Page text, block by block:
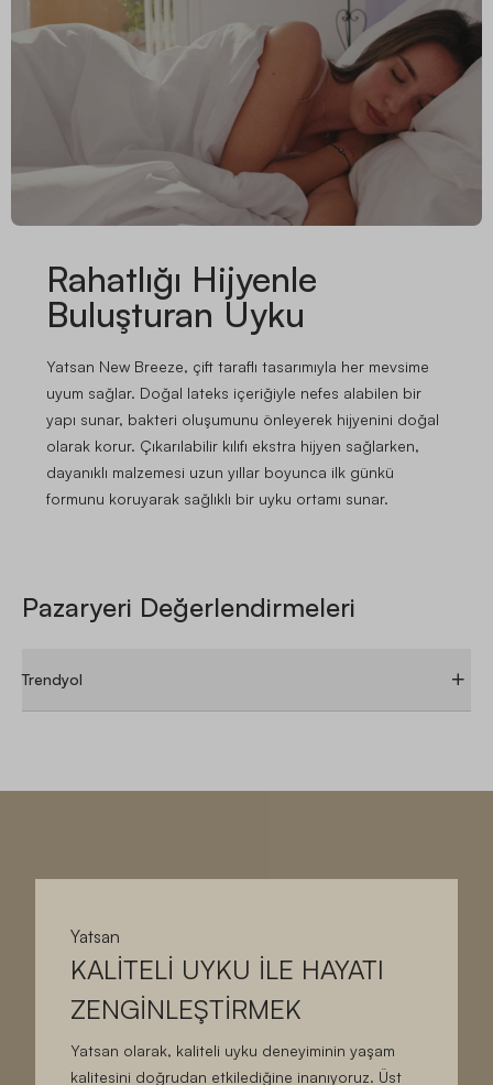
Rahatlığı Hijyenle
Buluşturan Uyku
Yatsan New Breeze, çift taraflı tasarımıyla her mevsime
uyum sağlar. Doğal lateks içeriğiyle nefes alabilen bir
yapı sunar, bakteri oluşumunu önleyerek hijyenini doğal
olarak korur. Çıkarılabilir kılıfı ekstra hijyen sağlarken,
dayanıklı malzemesi uzun yıllar boyunca ilk günkü
formunu koruyarak sağlıklı bir uyku ortamı sunar.
Pazaryeri Değerlendirmeleri
Trendyol
Yatsan
KALİTELİ UYKU İLE HAYATI
ZENGİNLEŞTİRMEK
Yatsan olarak, kaliteli uyku deneyiminin yaşam
kalitesini doğrudan etkilediğine inanıyoruz. Üst